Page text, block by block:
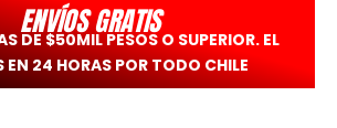
ENVÍOS GRATIS
DE $50MIL PESOS O SUPERIOR. EL
EN 24 HORAS POR TODO CHILE